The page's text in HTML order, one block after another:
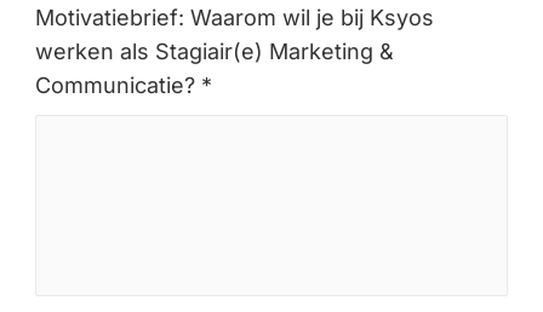
Motivatiebrief: Waarom wil je bij Ksyos
werken als Stagiair(e) Marketing &
Communicatie? *